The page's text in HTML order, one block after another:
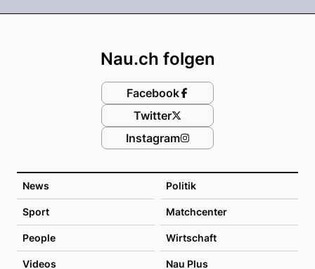
News Politik
Sport Matchcenter
People Wirtschaft
Videos Nau Plus
Nau.ch folgen
Facebook
Twitter
Instagram